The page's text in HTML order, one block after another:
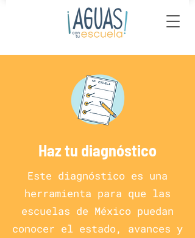
Haz tu diagnóstico
Este diagnóstico es una
herramienta para que las
escuelas de México puedan
conocer el estado, avances y